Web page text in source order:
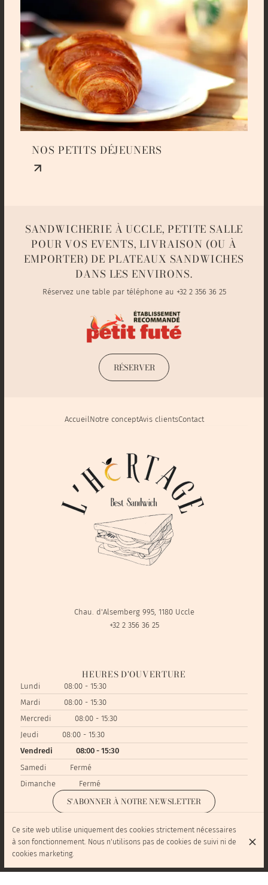
NOS PETITS DÉJEUNERS
SANDWICHERIE À UCCLE, PETITE SALLE
POUR VOS EVENTS, LIVRAISON (OU À
EMPORTER) DE PLATEAUX SANDWICHES
DANS LES ENVIRONS.
Réservez une table par téléphone au +32 2 356 36 25
RÉSERVER
Accueil Notre conceptAvis clientsContact
Chau. d'Alsemberg 995, 1180 Uccle
+32 2 356 36 25
HEURES D'OUVERTURE
Lundi
08:00 - 15:30
Mardi
08:00 - 15:30
Mercredi
08:00 - 15:30
Jeudi
08:00 - 15:30
Vendredi
08:00 - 15:30
Samedi
Fermé
Dimanche
Fermé
S'ABONNER À NOTRE NEWSLETTER
Mentions légalesProtection des donnéesParamètres des cookies
Ce site web utilise uniquement des cookies strictement nécessaires
à son fonctionnement. Nous n'utilisons pas de cookies de suivi ni de
cookies marketing.